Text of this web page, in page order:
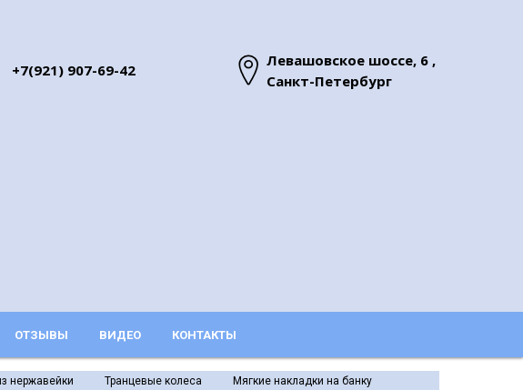
Левашовское шоссе, 6 ,
Санкт-Петербург
+7(921) 907-69-42
ОТЗЫВЫ ВИДЕО КОНТАКТЫ
нержавейки Транцевые колеса
Мягкие накладки на банку